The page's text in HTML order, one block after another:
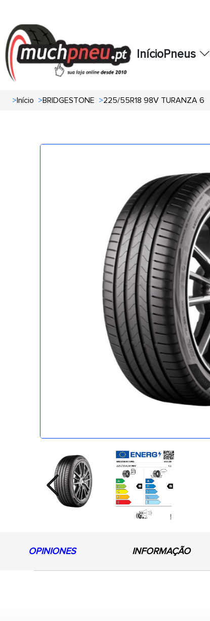
InícioPneus
>Início >BRIDGESTONE >225/55R18 98V TURANZA 6
Previous
OPINIONES INFORMAÇÃO